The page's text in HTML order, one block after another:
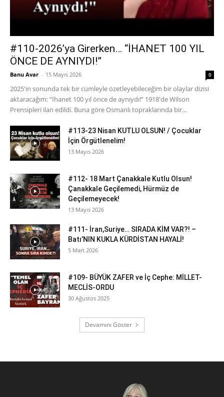
#110-2026’ya Girerken… “İHANET 100 YIL
ÖNCE DE AYNIYDI!”
Banu Avar - 15 Mayıs 2026 0
2025'in sonunda tek bir cümleyle özetleyebileceğim bir olaylar dizisi
aktaracağım: “İhanet 100 yıl önce de aynıydı!” 1918'de Wilson
Prensipleri ilan edildi. Buna göre Osmanlı topraklarında bir...
#113-23 Nisan KUTLU OLSUN! / Çocuklar
İçin Örgütlenelim!
13 Mayıs 2026
#112- 18 Mart Çanakkale Kutlu Olsun!
Çanakkale Geçilemedi, Hürmüz de
Geçilemeyecek!
13 Mayıs 2026
#111- İran,Suriye… SIRADA KİM VAR?! –
Batı’NIN KUKLA KÜRDİSTAN HAYALİ!
5 Mart 2026
#109- BÜYÜK ZAFER ve İç Cephe: MİLLET-
MECLİS-ORDU
30 Ağustos 2025
Devamını Göster